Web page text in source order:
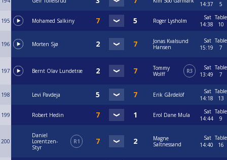
14:37
5
195 Mohamed Salkiny Roger Lysholm
Sat
14:38
Table
10
196 Morten Sjø
Jonas Kvalsund
Hansen
Sat
15:19
Table
7
197 Bernt Olav Lundetræ
Tommy
Wolff
R3
Sat
13:49
Table
7
198 Levi Pavdeja Erik Gårdelöf
Sat
14:18
Table
13
199 Robert Hedin Erol Dane Mula
Sat
14:44
Table
9
200
Daniel
Lorentzen-
Styr
R1
Magne
Saltnessand
Sat
14:40
Table
16